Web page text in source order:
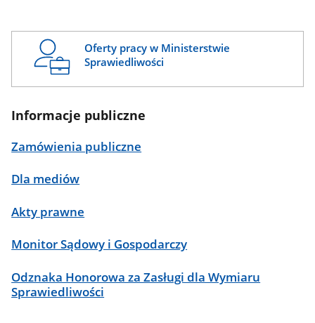
Oferty pracy w Ministerstwie
Sprawiedliwości
Informacje publiczne
Zamówienia publiczne
Dla mediów
Akty prawne
Monitor Sądowy i Gospodarczy
Odznaka Honorowa za Zasługi dla Wymiaru
Sprawiedliwości